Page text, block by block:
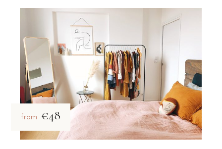
from €48